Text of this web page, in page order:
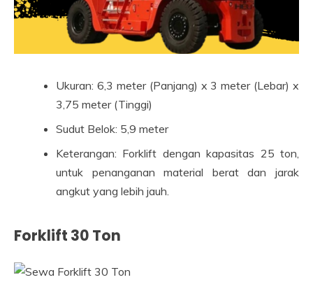
Ukuran: 6,3 meter (Panjang) x 3 meter (Lebar) x
3,75 meter (Tinggi)
Sudut Belok: 5,9 meter
Keterangan: Forklift dengan kapasitas 25 ton,
untuk penanganan material berat dan jarak
angkut yang lebih jauh.
Forklift 30 Ton